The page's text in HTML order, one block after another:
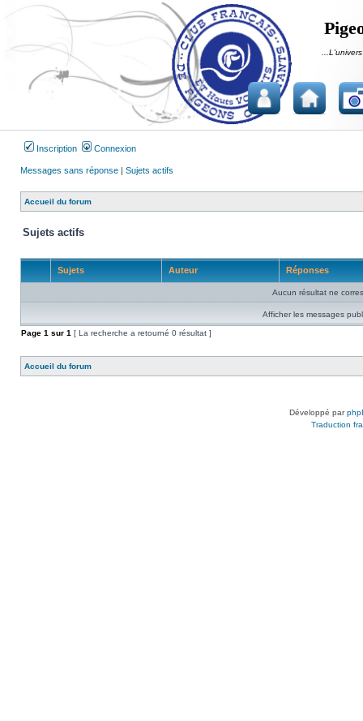
Inscription Connexion
Messages sans réponse | Sujets actifs
Accueil du forum
Sujets actifs
Sujets Auteur Réponses
Aucun résultat ne
Afficher les messages
Page 1 sur 1 [ La recherche a retourné 0 résultat ]
Accueil du forum
Développé par
Traduction